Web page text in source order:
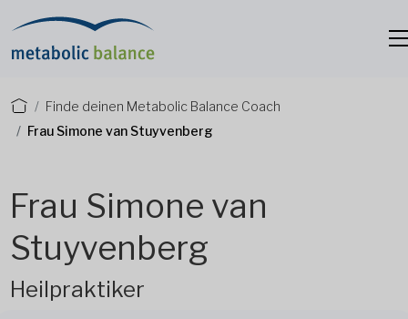
Finde deinen Metabolic Balance Coach
Frau Simone van Stuyvenberg
Frau Simone van
Stuyvenberg
Heilpraktiker